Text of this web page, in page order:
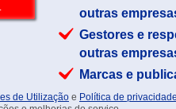
outras
Gestores e
outras
Marcas e
de Utilização e Política de privacidade